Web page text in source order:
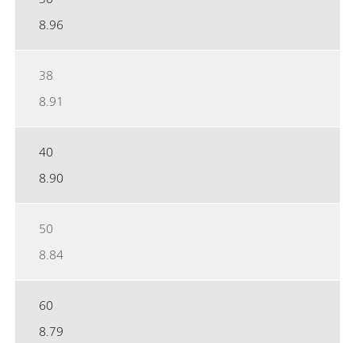
8.96
38
8.91
40
8.90
50
8.84
60
8.79